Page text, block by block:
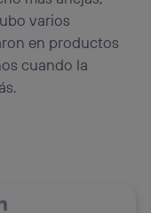
varios
en productos
cuando la